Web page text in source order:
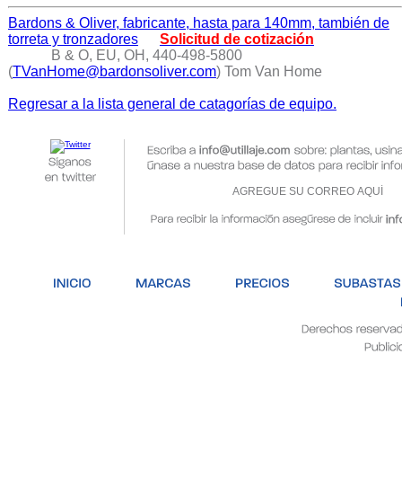
Bardons & Oliver, fabricante, hasta para 140mm, también de
torreta y tronzadores
Solicitud de cotización
B & O, EU, OH, 440-498-5800
(TVanHome@bardonsoliver.com) Tom Van Home
Regresar a la lista general de catagorías de equipo.